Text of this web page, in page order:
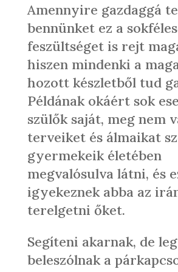
Amennyire gazdaggá
bennünket ez a
feszültséget is rejt
hiszen mindenki a
hozott készletből tud
Példának okáért sok
szülők saját, meg nem
terveiket és álmaikat
gyermekeik életében
megvalósulva látni, és
igyekeznek abba az
terelgetni őket.
Segíteni akarnak, de
beleszólnak a